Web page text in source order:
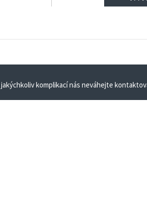
jakýchkoliv komplikací nás neváhejte